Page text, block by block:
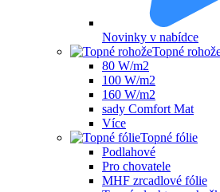
Novinky v nabídce
Topné
80 W/m2
100 W/m2
160 W/m2
sady Comfort Mat
Více
Topné fólie
Podlahové
Pro chovatele
MHF zrcadlové fólie